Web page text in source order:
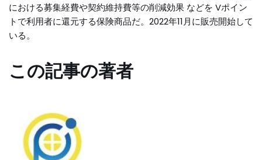
における募集経費や契約維持費等の削減効果 などを Vポイン
トで利用者に還元する保険商品だ。2022年11月に販売開始して
いる。
この記事の著者